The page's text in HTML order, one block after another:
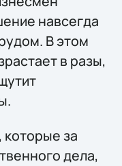
навсегда
В этом
в разы,
за
дела,